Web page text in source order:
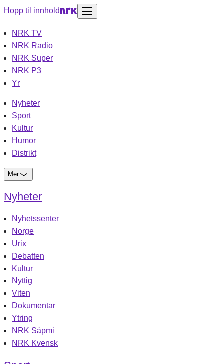
Hopp til innhold
NRK TV
NRK Radio
NRK Super
NRK P3
Yr
Nyheter
Sport
Kultur
Humor
Distrikt
Mer
Nyheter
Nyhetssenter
Norge
Urix
Debatten
Kultur
Nyttig
Viten
Dokumentar
Ytring
NRK Sápmi
NRK Kvensk